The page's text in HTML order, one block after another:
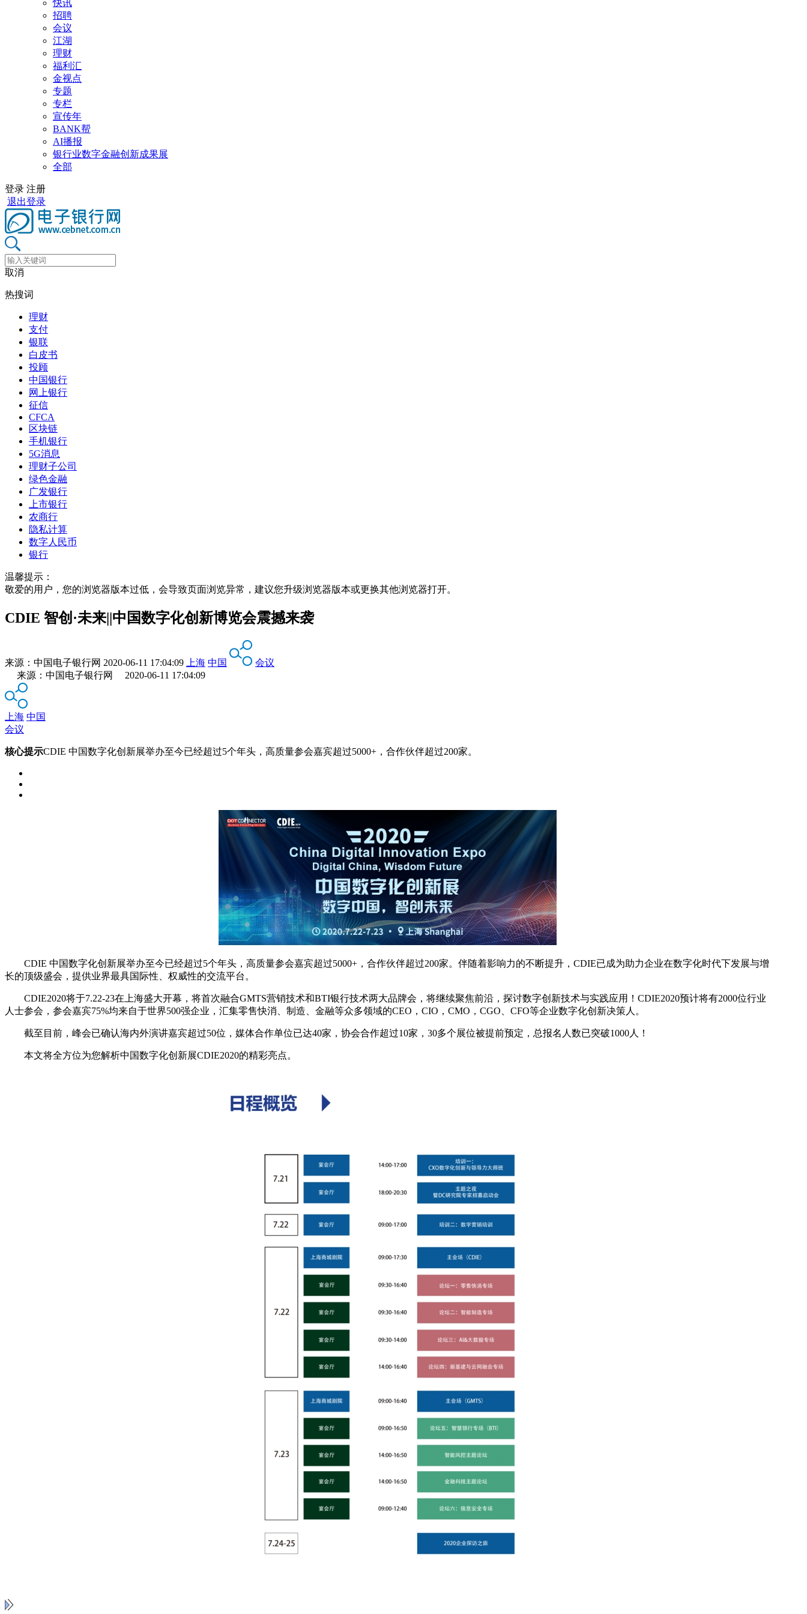
快讯
招聘
会议
江湖
理财
福利汇
金视点
专题
专栏
宣传年
BANK帮
AI播报
银行业数字金融创新成果展
全部
登录 注册
退出登录
取消
热搜词
理财
支付
银联
白皮书
投顾
中国银行
网上银行
征信
CFCA
区块链
手机银行
5G消息
理财子公司
绿色金融
广发银行
上市银行
农商行
隐私计算
数字人民币
银行
温馨提示：
敬爱的用户，您的浏览器版本过低，会导致页面浏览异常，建议您升级浏览器版本或更换其他浏览器打开。
CDIE 智创·未来||中国数字化创新博览会震撼来袭
来源： 中国电子银行网 2020-06-11 17:04:09 上海 中国
会议
来源：中国电子银行网 2020-06-11 17:04:09
上海 中国
会议
核心提示CDIE 中国数字化创新展举办至今已经超过5个年头，高质量参会嘉宾超过5000+，合作伙伴超过200家。
CDIE 中国数字化创新展举办至今已经超过5个年头，高质量参会嘉宾超过5000+，合作伙伴超过200家。伴随着影响力的不断提升，CDIE已成为助力企业在数字化时代下发展与增
长的顶级盛会，提供业界最具国际性、权威性的交流平台。
CDIE2020将于7.22-23在上海盛大开幕，将首次融合GMTS营销技术和BTI银行技术两大品牌会，将继续聚焦前沿，探讨数字创新技术与实践应用！CDIE2020预计将有2000位行业
人士参会，参会嘉宾75%均来自于世界500强企业，汇集零售快消、制造、金融等众多领域的CEO，CIO，CMO，CGO、CFO等企业数字化创新决策人。
截至目前，峰会已确认海内外演讲嘉宾超过50位，媒体合作单位已达40家，协会合作超过10家，30多个展位被提前预定，总报名人数已突破1000人！
本文将全方位为您解析中国数字化创新展CDIE2020的精彩亮点。